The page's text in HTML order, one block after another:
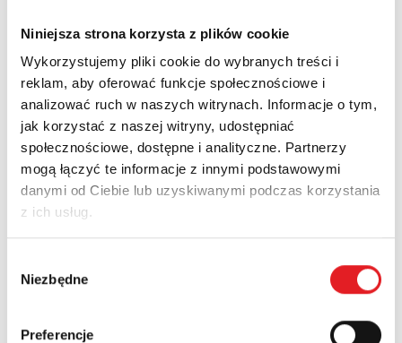
Niniejsza strona korzysta z plików cookie
Wykorzystujemy pliki cookie do wybranych treści i
reklam, aby oferować funkcje społecznościowe i
analizować ruch w naszych witrynach. Informacje o tym,
jak korzystać z naszej witryny, udostępniać
społecznościowe, dostępne i analityczne. Partnerzy
mogą łączyć te informacje z innymi podstawowymi
danymi od Ciebie lub uzyskiwanymi podczas korzystania
z ich usług.
zgody
Niezbędne
Preferencje
Imię i nazwisko: *
Nazwa firmy:
Województwo: